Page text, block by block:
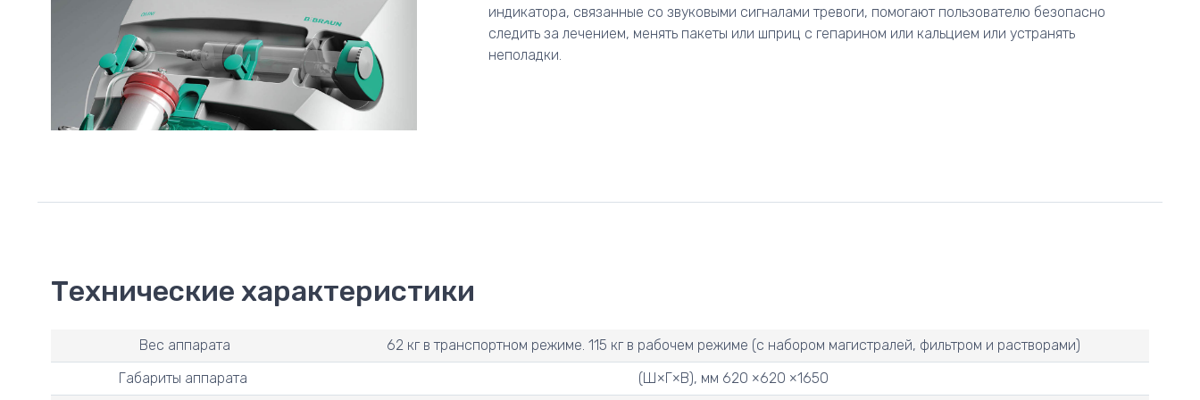
индикатора, связанные со звуковыми сигналами тревоги, помогают пользователю безопасно
следить за лечением, менять пакеты или шприц с гепарином или кальцием или устранять
неполадки.
Технические характеристики
Вес аппарата
62 кг в транспортном режиме. 115 кг в рабочем режиме (с набором магистралей, фильтром и растворами)
Габариты аппарата
(Ш×Г×В), мм 620 ×620 ×1650